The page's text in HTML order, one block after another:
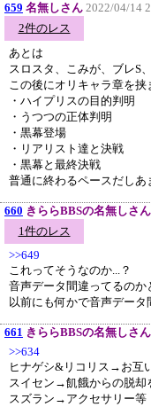
659 名無しさん 2022/04/14
2件のレス
あとは
スロスタ、こみが、ブレS
この後にオリキャラ章を
・ハイプリスの目的判明
・うつつの正体判明
・黒幕登場
・リアリスト達と決戦
・黒幕と最終決戦
普通に終わるペースだしあ
660 きららBBSの名無しさん
1件のレス
>>649
これってそうなのか...？
音声データ間違ってるのか
以前にも何かで音声デー
661 きららBBSの名無しさん
>>634
ヒナゲシ&リコリス→お互
スイセン→飢餓からの脱却
スズラン→アクセサリー等